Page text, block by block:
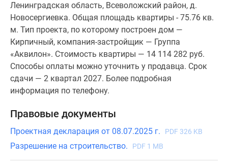
Ленинградская область, Всеволожский район, д.
Новосергиевка. Общая площадь квартиры - 75.76 кв.
м. Тип проекта, по которому построен дом —
Кирпичный, компания-застройщик — Группа
«Аквилон». Стоимость квартиры — 14 114 282 руб.
Способы оплаты можно уточнить у продавца. Срок
сдачи — 2 квартал 2027. Более подробная
информация по телефону.
Правовые документы
Проектная декларация от 08.07.2025 г. PDF 326 KB
Разрешение на строительство. PDF 1 MB